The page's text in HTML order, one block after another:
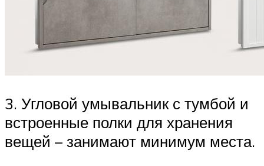
3. Угловой умывальник с тумбой и
встроенные полки для хранения
вещей – занимают минимум места.